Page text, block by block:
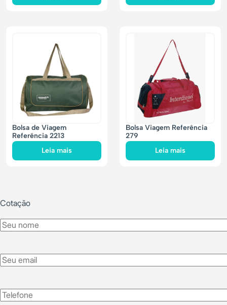
Bolsa de Viagem
Referência 2213
Leia mais
Bolsa Viagem Referência
279
Leia mais
Cotação